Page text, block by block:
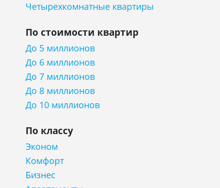
Четырехкомнатные квартиры
По стоимости квартир
До 5 миллионов
До 6 миллионов
До 7 миллионов
До 8 миллионов
До 10 миллионов
По классу
Эконом
Комфорт
Бизнес